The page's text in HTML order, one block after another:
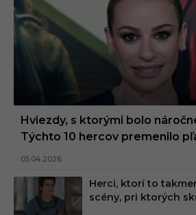
Hviezdy, s ktorými bolo
Týchto 10 hercov premenilo
05.04.2026
Herci, ktorí to
scény, pri ktorých